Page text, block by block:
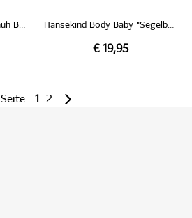
Hansekind Waschhandschuh Baby "Segelboot" Hansekind Body Baby "Segelboot"
€ 19,95
Seite: 1 2